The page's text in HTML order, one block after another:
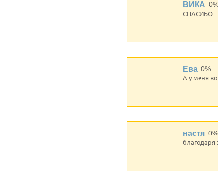
ВИКА 0%
СПАСИБО
Ева 0%
А у меня
настя 0%
благодаря